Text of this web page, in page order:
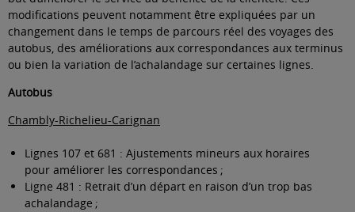
modifications peuvent notamment être expliquées par un
changement dans le temps de parcours réel des voyages des
autobus, des améliorations aux correspondances aux terminus
ou bien la variation de l’achalandage sur certaines lignes.
Autobus
Chambly-Richelieu-Carignan
Lignes 107 et 681 : Ajustements mineurs aux horaires
pour améliorer les correspondances ;
Ligne 481 : Retrait d’un départ en raison d’un trop bas
achalandage ;